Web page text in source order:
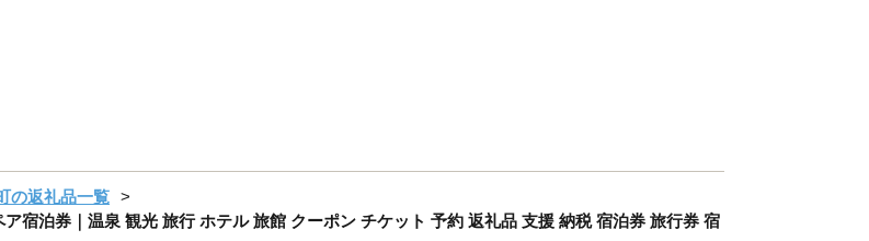
の返礼品一覧
宿泊券｜温泉 観光 旅行 ホテル 旅館 クーポン チケット 予約 返礼品 支援 納税 宿泊券 旅行券 宿